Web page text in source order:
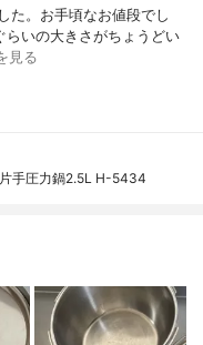
た。お手頃なお値段でし
らいの大きさがちょうどい
見る
手圧力鍋2.5L H-5434